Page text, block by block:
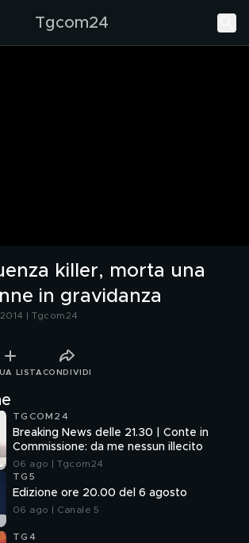
Tgcom24
killer, morta una
in gravidanza
| Tgcom24
LISTA CONDIVIDI
TGCOM24
Breaking News delle 21.30 | Conte in
Commissione: da me nessun illecito
06 ago | Tgcom24
TG5
Edizione ore 20.00 del 6 agosto
06 ago | Canale 5
TG4